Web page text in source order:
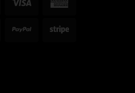
Visa
American
PayPal Stripe